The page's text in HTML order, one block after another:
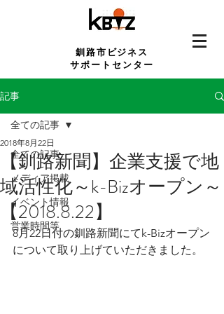
釧路市ビジネス
サポートセンター
記事
全ての記事
メディア掲載
イベント情報
営業時間等
全ての記事
【釧路新聞】企業支援で地
域活性化～k-Bizオープン～
【2018.8.22】
2018年8月22日
8月22日付の釧路新聞にてk-Bizオープン
について取り上げていただきました。